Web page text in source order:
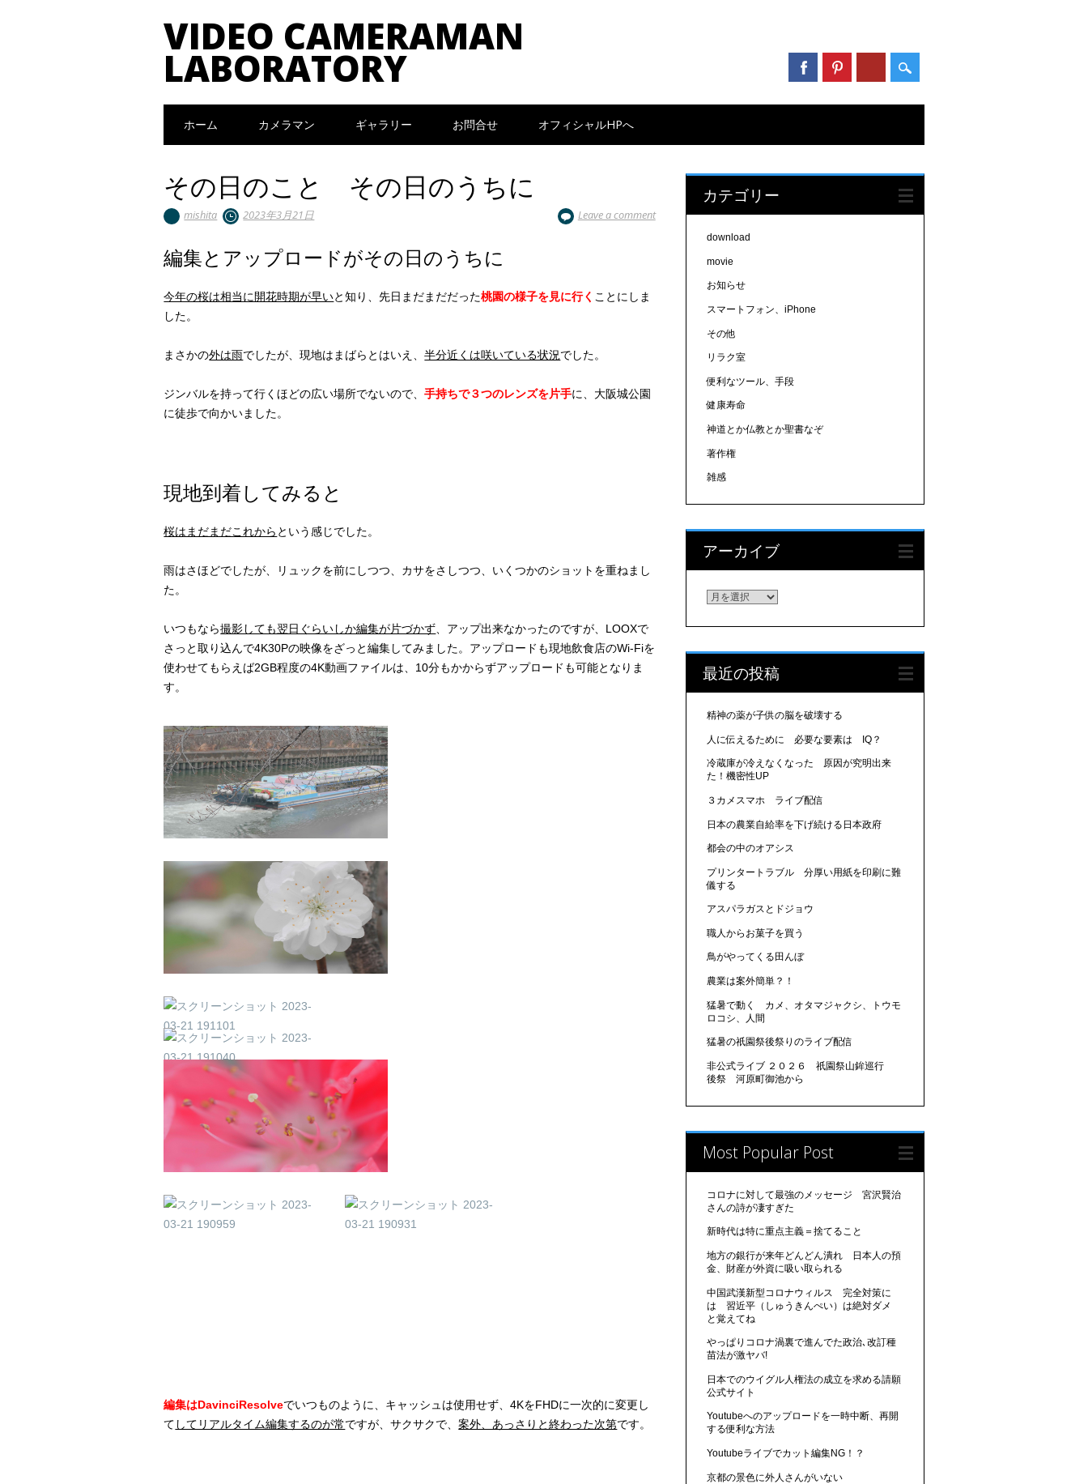
VIDEO CAMERAMAN
LABORATORY
Main menu
ホーム カメラマン ギャラリー お問合せ オフィシャルHPへ
その日のこと その日のうちに
mishita 2023年3月21日 Leave a comment
編集とアップロードがその日のうちに
今年の桜は相当に開花時期が早いと知り、先日まだまだだった桃園の様子を見に行く ことにしま
した。
まさかの外は雨でしたが、現地はまばらとはいえ、半分近くは咲いている状況でした。
ジンバルを持って行くほどの広い場所でないので、手持ちで３つのレンズを片手に、大阪城公園
に徒歩で向かいました。
現地到着してみると
桜はまだまだこれから という感じでした。
雨はさほどでしたが、リュックを前にしつつ、カサをさしつつ、いくつかのショットを重ねまし
た。
いつもなら撮影しても翌日ぐらいしか編集が片づかず 、アップ出来なかったのですが、LOOXで
さっと取り込んで4K30Pの映像をざっと編集してみました。アップロードも現地飲食店のWi-Fiを
使わせてもらえば2GB程度の4K動画ファイルは、10分もかからずアップロードも可能となりま
す。
編集はDavinciResolveでいつものように、キャッシュは使用せず、4KをFHDに一次的に変更し
て してリアルタイム編集するのが常ですが、サクサクで、案外、あっさりと終わった次第です。
カテゴリー
download
movie
お知らせ
スマートフォン、iPhone
その他
リラク室
便利なツール、手段
健康寿命
神道とか仏教とか聖書なぞ
著作権
雑感
アーカイブ
アーカイブ
最近の投稿
精神の薬が子供の脳を破壊する
人に伝えるために 必要な要素は IQ？
冷蔵庫が冷えなくなった 原因が究明出来
た！機密性UP
３カメスマホ ライブ配信
日本の農業自給率を下げ続ける日本政府
都会の中のオアシス
プリンタートラブル 分厚い用紙を印刷に難
儀する
アスパラガスとドジョウ
職人からお菓子を買う
鳥がやってくる田んぼ
農業は案外簡単？！
猛暑で動く カメ、オタマジャクシ、トウモ
ロコシ、人間
猛暑の祇園祭後祭りのライブ配信
非公式ライブ ２０２６ 祇園祭山鉾巡行
後祭 河原町御池から
Most Popular Post
コロナに対して最強のメッセージ 宮沢賢治
さんの詩が凄すぎた
新時代は特に重点主義＝捨てること
地方の銀行が来年どんどん潰れ 日本人の預
金、財産が外資に吸い取られる
中国武漢新型コロナウィルス 完全対策に
は 習近平（しゅうきんぺい）は絶対ダメ
と覚えてね
やっぱりコロナ渦裏で進んでた政治､改訂種
苗法が激ヤバ!
日本でのウイグル人権法の成立を求める請願
公式サイト
Youtubeへのアップロードを一時中断、再開
する便利な方法
Youtubeライブでカット編集NG！？
京都の景色に外人さんがいない